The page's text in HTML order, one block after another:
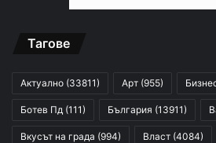
Тагове
Актуално (33811) Арт (955)
Ботев Пд (111) България (13911)
Вкусът на града (994) Власт (4084)